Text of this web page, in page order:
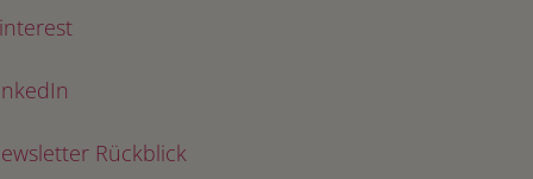
Rückblick